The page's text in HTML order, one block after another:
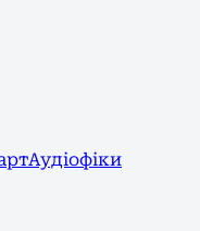
Аудіофіки